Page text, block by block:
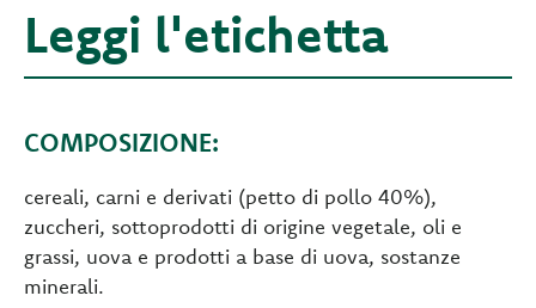
Leggi l'etichetta
COMPOSIZIONE:
cereali, carni e derivati (petto di pollo 40%),
zuccheri, sottoprodotti di origine vegetale, oli e
grassi, uova e prodotti a base di uova, sostanze
minerali.